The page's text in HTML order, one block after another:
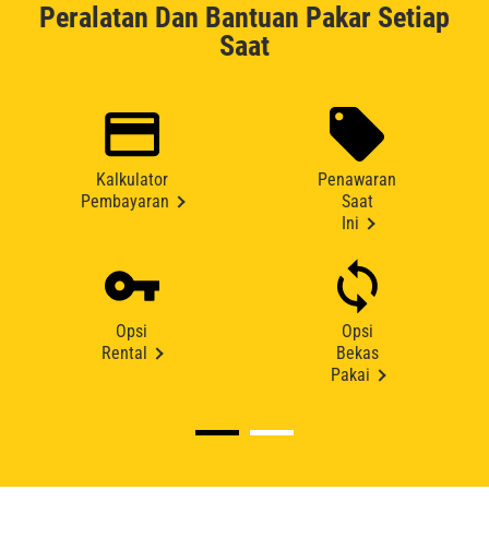
Peralatan Dan Bantuan Pakar Setiap
Saat
Kalkulator
Pembayaran
Penawaran
Saat
Ini
Opsi
Rental
Opsi
Bekas
Pakai